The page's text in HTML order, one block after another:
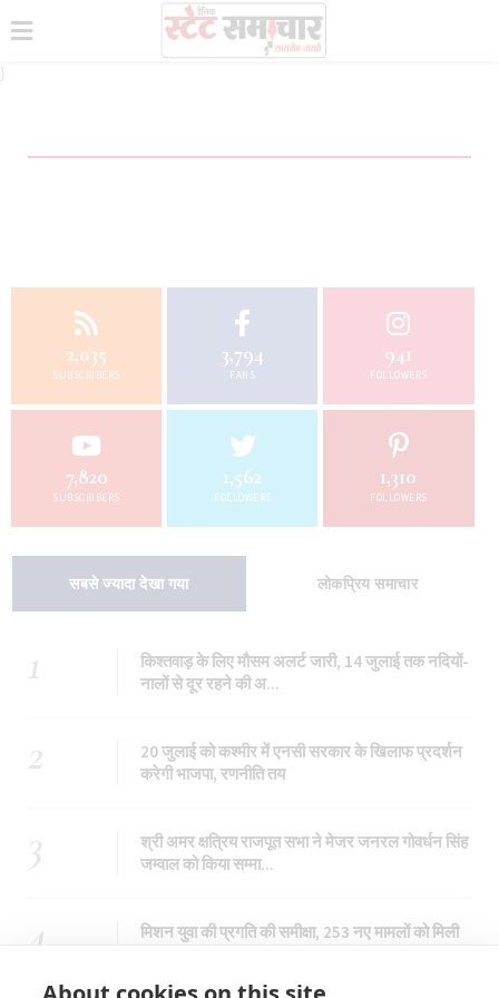
}
2,035
SUBSCRIBERS
3,794
FANS
941
FOLLOWERS
7,820
SUBSCRIBERS
1,562
FOLLOWERS
1,310
FOLLOWERS
सबसे ज्यादा देखा गया लोकप्रिय समाचार
1
किश्तवाड़ के लिए मौसम अलर्ट जारी, 14 जुलाई तक नदियों-
नालों से दूर रहने की अ...
2
20 जुलाई को कश्मीर में एनसी सरकार के खिलाफ प्रदर्शन
करेगी भाजपा, रणनीति तय
3
श्री अमर क्षत्रिय राजपूत सभा ने मेजर जनरल गोवर्धन सिंह
जम्वाल को किया सम्मा...
4
मिशन युवा की प्रगति की समीक्षा, 253 नए मामलों को मिली